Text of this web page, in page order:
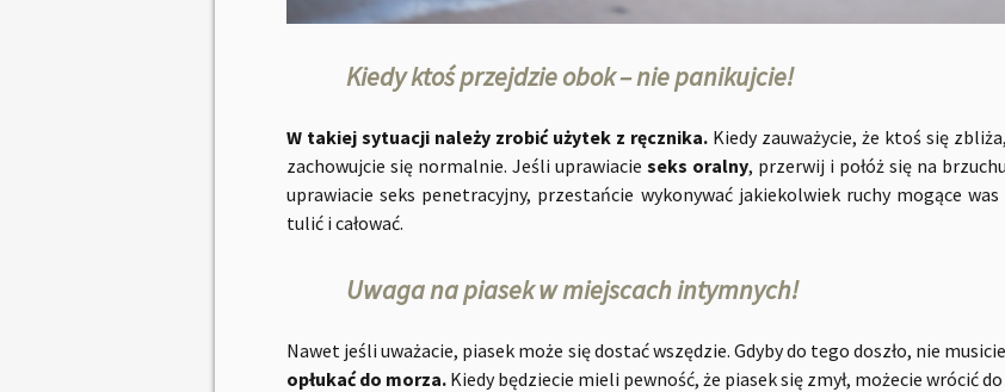
Kiedy ktoś przejdzie obok – nie panikujcie!
W takiej sytuacji należy zrobić użytek z ręcznika. Kiedy zauważycie, że ktoś się
zachowujcie się normalnie. Jeśli uprawiacie seks oralny, przerwij i połóż się na
uprawiacie seks penetracyjny, przestańcie wykonywać jakiekolwiek ruchy mogące
tulić i całować.
Uwaga na piasek w miejscach intymnych!
Nawet jeśli uważacie, piasek może się dostać wszędzie. Gdyby do tego doszło, nie
opłukać do morza. Kiedy będziecie mieli pewność, że piasek się zmył, możecie wrócić